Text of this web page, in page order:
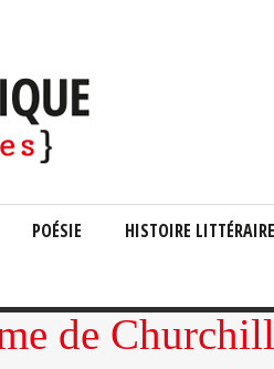
POÉSIE HISTOIRE LITTÉRAIRE
de